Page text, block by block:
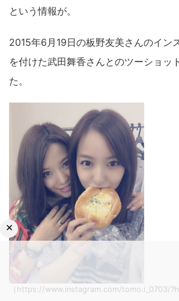
という情報が。
2015年6月19日の板野友美さんのイン
を付けた武田舞香さんとのツーショッ
た。
（https://www.instagram.com/tomo.i_0703/
×